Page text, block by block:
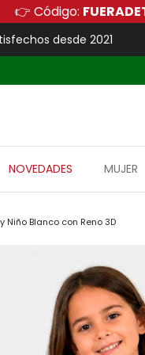
web 👉
desde 2021
NOVEDADES MUJER
Blanco con Reno 3D